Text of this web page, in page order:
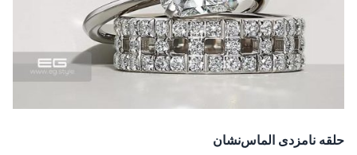
حلقه نامزدی الماس‌‌نشان